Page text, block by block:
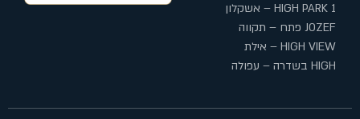
HIGH PARK 1 – אשקלון
JOZEF פתח – תקווה
HIGH VIEW – אילת
HIGH בשדרה – עפולה